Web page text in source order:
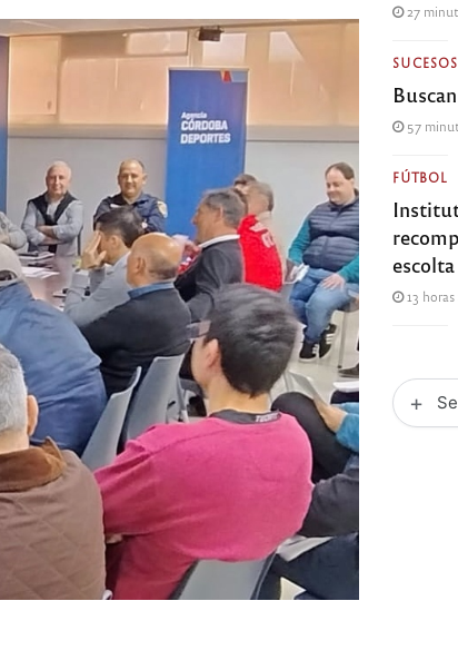
27
SUCESOS
57
FÚTBOL
escolta
13 horas
+